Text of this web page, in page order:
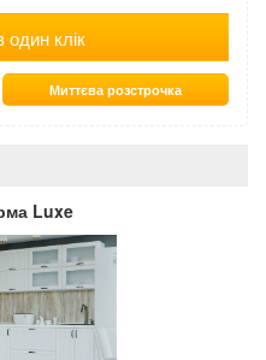
клік
Миттєва розстрочка
Luxe